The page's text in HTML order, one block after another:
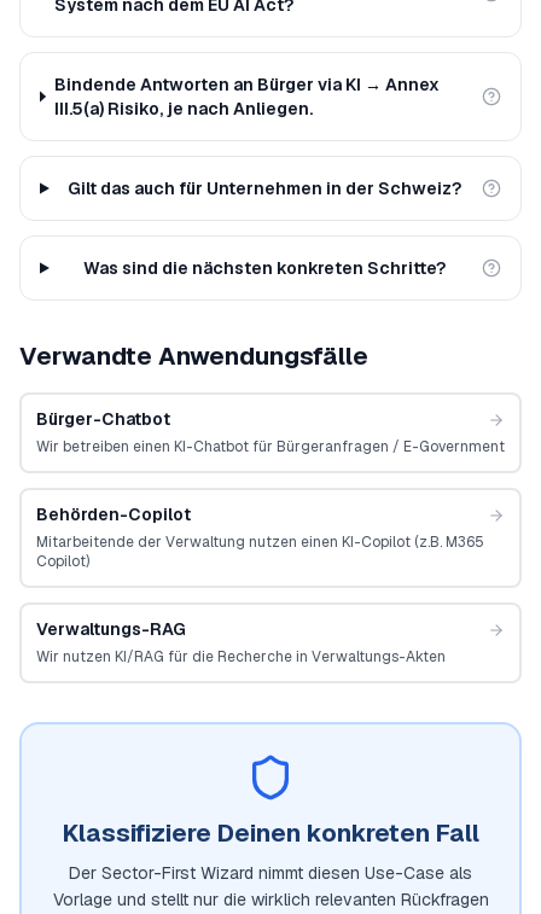
System nach dem EU AI Act?
Bindende Antworten an Bürger via KI → Annex
III.5(a) Risiko, je nach Anliegen.
Gilt das auch für Unternehmen in der Schweiz?
Was sind die nächsten konkreten Schritte?
Verwandte Anwendungsfälle
Bürger-Chatbot
Wir betreiben einen KI-Chatbot für Bürgeranfragen / E-Government
Behörden-Copilot
Mitarbeitende der Verwaltung nutzen einen KI-Copilot (z.B. M365
Copilot)
Verwaltungs-RAG
Wir nutzen KI/RAG für die Recherche in Verwaltungs-Akten
Klassifiziere Deinen konkreten Fall
Der Sector-First Wizard nimmt diesen Use-Case als
Vorlage und stellt nur die wirklich relevanten Rückfragen